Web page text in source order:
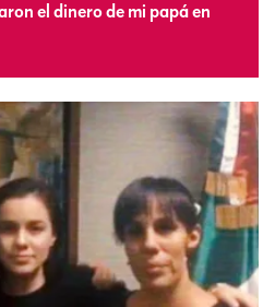
el dinero de mi papá en